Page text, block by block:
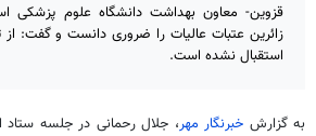
قزوین- معاون بهداشت دانشگاه علوم پزشکی
زائرین عتبات عالیات را ضروری دانست و گفت: از
استقبال نشده است.
به گزارش خبرنگار مهر، جلال رحمانی در جلسه ستاد